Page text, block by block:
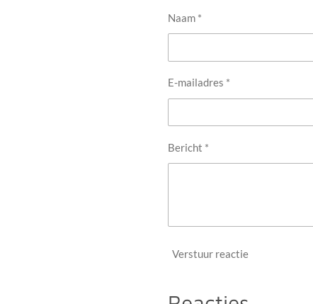
Naam *
E-mailadres *
Bericht *
Verstuur reactie